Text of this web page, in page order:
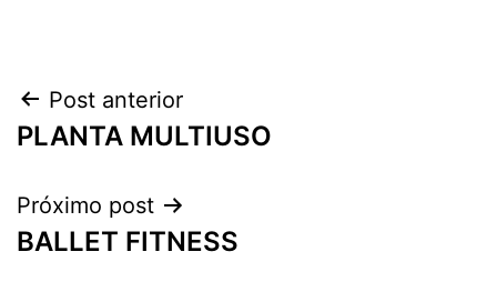
Navegação
de
Post
Post anterior
PLANTA MULTIUSO
Próximo post
BALLET FITNESS